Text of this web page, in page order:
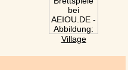
Village